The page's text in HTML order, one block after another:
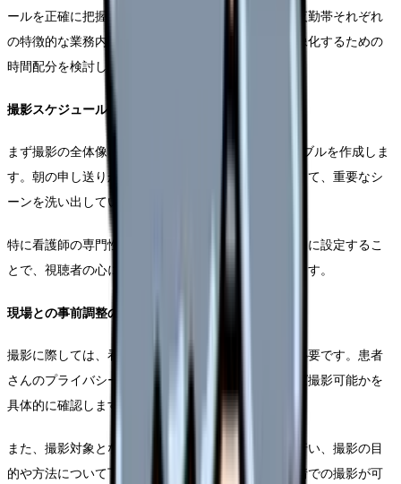
ールを正確に把握することから始めます。日勤帯、夜勤帯それぞれ
の特徴的な業務内容を理解し、それらを効果的に映像化するための
時間配分を検討していきます。
撮影スケジュールの組み立て方
まず撮影の全体像を把握するため、1日のタイムテーブルを作成しま
す。朝の申し送りから夜勤帯までの業務の流れに沿って、重要なシ
ーンを洗い出していきます。
特に看護師の専門性や人間性が伝わるシーンを重点的に設定するこ
とで、視聴者の心に響く映像を撮影することができます。
現場との事前調整のポイント
撮影に際しては、看護部門との綿密な打ち合わせが必要です。患者
さんのプライバシーに配慮しつつ、どの場面であれば撮影可能かを
具体的に確認します。
また、撮影対象となる看護師の方々との事前面談を行い、撮影の目
的や方法について丁寧に説明することで、自然な表情での撮影が可